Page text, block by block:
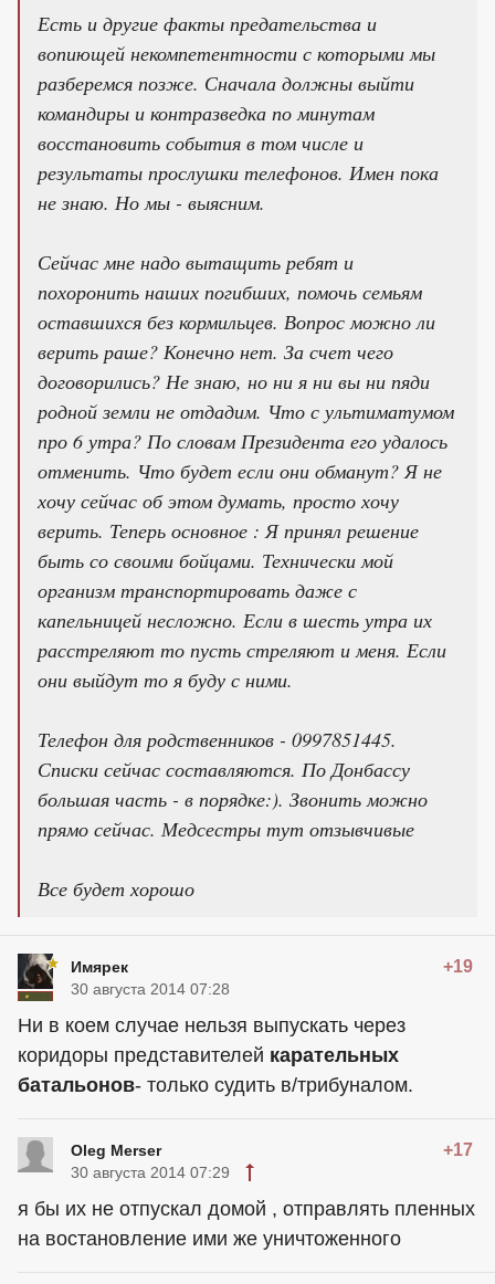
Есть и другие факты предательства и
вопиющей некомпетентности с которыми мы
разберемся позже. Сначала должны выйти
командиры и контразведка по минутам
восстановить события в том числе и
результаты прослушки телефонов. Имен пока
не знаю. Но мы - выясним.
Сейчас мне надо вытащить ребят и
похоронить наших погибших, помочь семьям
оставшихся без кормильцев. Вопрос можно ли
верить раше? Конечно нет. За счет чего
договорились? Не знаю, но ни я ни вы ни пяди
родной земли не отдадим. Что с ультиматумом
про 6 утра? По словам Президента его удалось
отменить. Что будет если они обманут? Я не
хочу сейчас об этом думать, просто хочу
верить. Теперь основное : Я принял решение
быть со своими бойцами. Технически мой
организм транспортировать даже с
капельницей несложно. Если в шесть утра их
расстреляют то пусть стреляют и меня. Если
они выйдут то я буду с ними.
Телефон для родственников - 0997851445.
Списки сейчас составляются. По Донбассу
большая часть - в порядке:). Звонить можно
прямо сейчас. Медсестры тут отзывчивые
Все будет хорошо
Имярек +19
30 августа 2014 07:28
Ни в коем случае нельзя выпускать через
коридоры представителей карательных
батальонов- только судить в/трибуналом.
Oleg Merser +17
30 августа 2014 07:29
я бы их не отпускал домой , отправлять пленных
на востановление ими же уничтоженного